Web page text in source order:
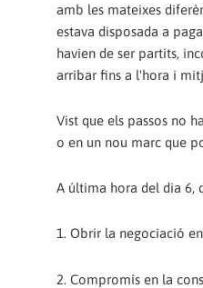
amb les mateixes
estava disposada a
havien de ser partits,
arribar fins a l'hora i
Vist que els passos no
o en un nou marc que
A última hora del dia 6,
1. Obrir la negociació
2. Compromís en la